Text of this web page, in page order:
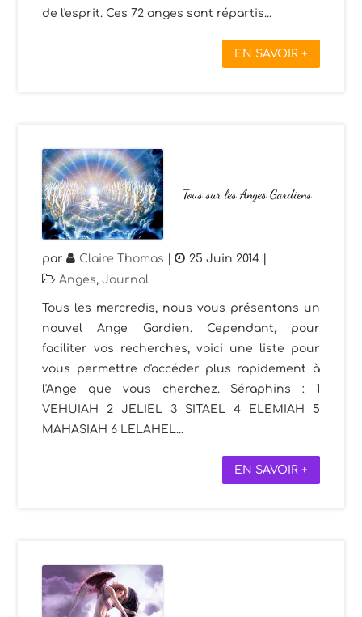
de l'esprit. Ces 72 anges sont répartis...
EN SAVOIR +
Tous sur les Anges Gardiens
par Claire Thomas | 25 Juin 2014
Anges,Journal
Tous les mercredis, nous vous présentons un
nouvel Ange Gardien. Cependant, pour
faciliter vos recherches, voici une liste pour
vous permettre d'accéder plus rapidement à
l'Ange que vous cherchez. Séraphins : 1
VEHUIAH 2 JELIEL 3 SITAEL 4 ELEMIAH 5
MAHASIAH 6 LELAHEL...
EN SAVOIR +